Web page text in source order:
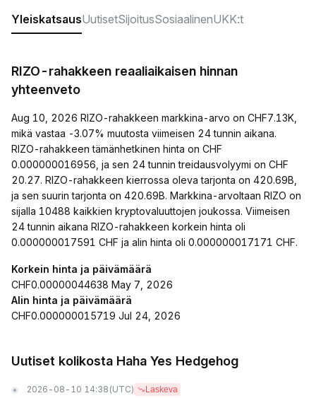
YleiskatsausUutisetSijoitusSosiaalinenUKK:t
RIZO-rahakkeen reaaliaikaisen hinnan
yhteenveto
Aug 10, 2026 RIZO-rahakkeen markkina-arvo on CHF7.13K,
mikä vastaa -3.07% muutosta viimeisen 24 tunnin aikana.
RIZO-rahakkeen tämänhetkinen hinta on CHF
0.000000016956, ja sen 24 tunnin treidausvolyymi on CHF
20.27. RIZO-rahakkeen kierrossa oleva tarjonta on 420.69B,
ja sen suurin tarjonta on 420.69B. Markkina-arvoltaan RIZO on
sijalla 10488 kaikkien kryptovaluuttojen joukossa. Viimeisen
24 tunnin aikana RIZO-rahakkeen korkein hinta oli
0.000000017591 CHF ja alin hinta oli 0.000000017171 CHF.
Korkein hinta ja päivämäärä
CHF0.00000044638 May 7, 2026
Alin hinta ja päivämäärä
CHF0.000000015719 Jul 24, 2026
Uutiset kolikosta Haha Yes Hedgehog
2026-08-10 14:38 (UTC) Laskeva